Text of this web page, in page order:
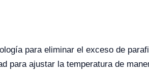
para eliminar el exceso de
ajustar la temperatura de